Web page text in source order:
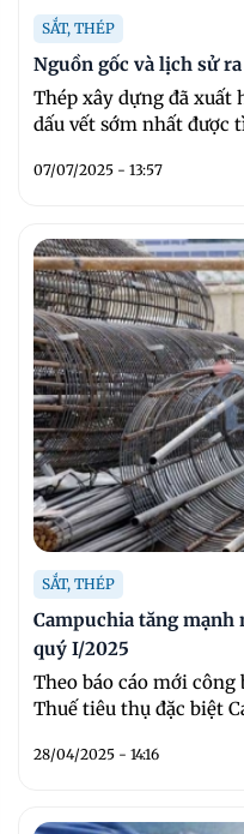
SẮT, THÉP
Nguồn gốc và lịch sử
Thép xây dựng đã
dấu vết sớm nhất được
07/07/2025 - 13:57
SẮT, THÉP
Campuchia tăng
quý I/2025
Theo báo cáo mới công
Thuế tiêu thụ đặc biệt
28/04/2025 - 14:16